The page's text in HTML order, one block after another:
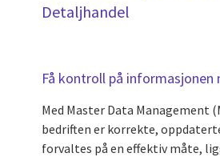
Detaljhandel
Få kontroll på
Med Master Data Management
bedriften er korrekte,
forvaltes på en effektiv måte,